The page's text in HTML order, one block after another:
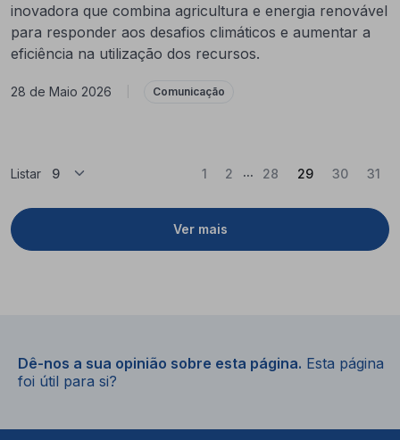
inovadora que combina agricultura e energia renovável
para responder aos desafios climáticos e aumentar a
eficiência na utilização dos recursos.
28 de Maio 2026 Comunicação
Listar
Ver mais
1 2 ... 28 29(Atual)
30 31
Dê-nos a sua opinião sobre esta página. Esta página
foi útil para si?